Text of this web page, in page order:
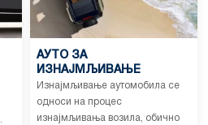
АУТО ЗА
ИЗНАЈМЉИВАЊЕ
Изнајмљивање аутомобила се
односи на процес
изнајмљивања возила, обично